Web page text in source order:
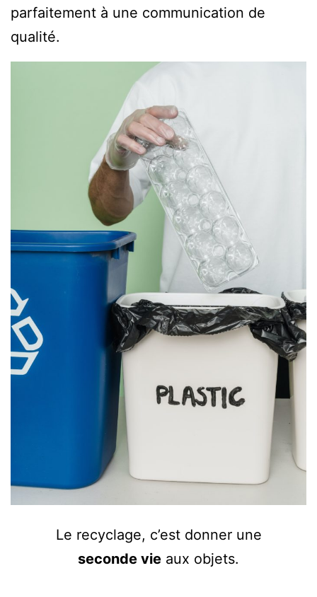
parfaitement à une communication de
qualité.
Le recyclage, c’est donner une
seconde vie aux objets.